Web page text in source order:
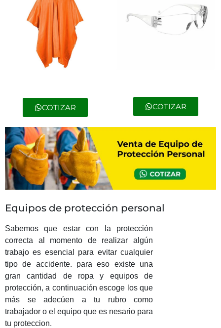
COTIZAR COTIZAR
Equipos de protección personal
Sabemos que estar con la protección
correcta al momento de realizar algún
trabajo es esencial para evitar cualquier
tipo de accidente. para eso existe una
gran cantidad de ropa y equipos de
protección, a continuación escoge los que
más se adecúen a tu rubro como
trabajador o el equipo que es nesario para
tu proteccion.